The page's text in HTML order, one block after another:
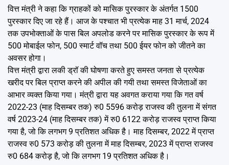
वित्त मंत्री ने कहा कि ग्राहकों को मासिक पुरस्कार के अंतर्गत 1500
पुरस्कार दिए जा रहे हैं। आज के पश्चात भी प्रत्येक माह 31 मार्च, 2024
तक उपभोक्ताओं के पास बिल अपलोड करने पर मासिक पुरस्कार के रूप में
500 मोबाईल फोन, 500 स्मार्ट वॉच तथा 500 ईयर फोन को जीतने का
अवसर होगा।
वित्त मंत्री द्वारा लकी ड्रॉ की घोषणा करते हुए समस्त जनता से प्रत्येक
खरीद पर बिल प्राप्त करने की अपील की गयी तथा समस्त विजेताओं का
आभार व्यक्त किया गया। मंत्री द्वारा यह अवगत कराया गया कि गत वर्ष
2022-23 (माह दिसम्बर तक) रु0 5596 करोड़ राजस्व की तुलना में संगत
वर्ष 2023-24 (माह दिसम्बर तक) में रु0 6122 करोड़ राजस्व प्राप्त किया
गया है, जो कि लगभग 9 प्रतिशत अधिक है। माह दिसम्बर, 2022 में प्राप्त
राजस्व रु0 573 करोड़ की तुलना में माह दिसम्बर, 2023 में प्राप्त राजस्व
रु0 684 करोड़ है, जो कि लगभग 19 प्रतिशत अधिक है।